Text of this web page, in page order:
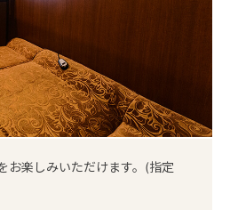
お楽しみいただけます。(指定